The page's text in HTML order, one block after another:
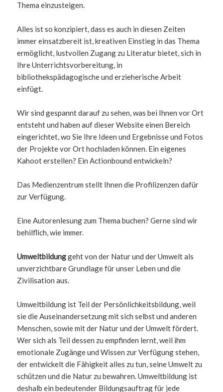
Thema einzusteigen.
Alles ist so konzipiert, dass es auch in diesen Zeiten
immer einsatzbereit ist, kreativen Einstieg in das Thema
ermöglicht, lustvollen Zugang zu Literatur bietet, sich in
Ihre Unterrichtsvorbereitung, in
bibliothekspädagogische und erzieherische Arbeit
einfügt.
Wir sind gespannt darauf zu sehen, was bei Ihnen vor Ort
entsteht und haben auf dieser Website einen Bereich
eingerichtet, wo Sie Ihre Ideen und Ergebnisse und Fotos
der Projekte vor Ort hochladen können. Ein eigenes
Kahoot erstellen? Ein Actionbound entwickeln?
Das Medienzentrum stellt Ihnen die Profilizenzen dafür
zur Verfügung.
Eine Autorenlesung zum Thema buchen? Gerne sind wir
behilflich, wie immer.
Umweltbildunggeht von der Natur und der Umwelt als
unverzichtbare Grundlage für unser Leben und die
Zivilisation aus.
Umweltbildung ist Teil der Persönlichkeitsbildung, weil
sie die Auseinandersetzung mit sich selbst und anderen
Menschen, sowie mit der Natur und der Umwelt fördert.
Wer sich als Teil dessen zu empfinden lernt, weil ihm
emotionale Zugänge und Wissen zur Verfügung stehen,
der entwickelt die Fähigkeit alles zu tun, seine Umwelt zu
schützen und die Natur zu bewahren. Umweltbildung ist
deshalb ein bedeutender Bildungsauftrag für jede